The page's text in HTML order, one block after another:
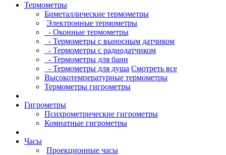
Термометры
Биметаллические термометры
Электронные термометры
- Оконные термометры
- Термометры с выносным датчиком
- Термометры с радиодатчиком
- Термометры для бани
- Термометры для душа Смотреть все
Высокотемпературные термометры
Термометры гигрометры
Гигрометры
Психрометрические гигрометры
Комнатные гигрометры
Часы
Проекционные часы